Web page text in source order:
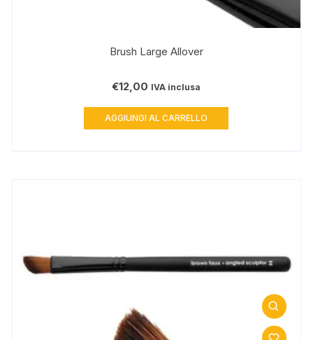
Brush Large Allover
€12,00 IVA inclusa
AGGIUNGI AL CARRELLO